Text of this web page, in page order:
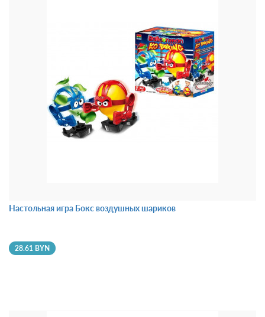
Настольная игра Бокс воздушных шариков
28.61 BYN